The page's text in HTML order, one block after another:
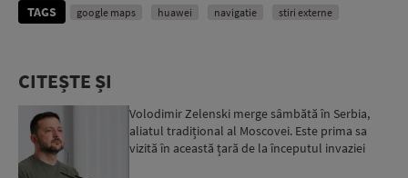
TAGS google maps huawei navigatie stiri externe
CITEȘTE ȘI
Volodimir Zelenski merge sâmbătă în Serbia,
aliatul tradițional al Moscovei. Este prima sa
vizită în această țară de la începutul invaziei